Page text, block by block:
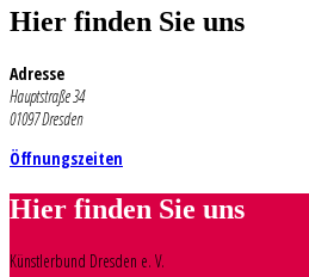
Hier finden Sie uns
Adresse
Hauptstraße 34
01097 Dresden
Öffnungszeiten
Hier finden Sie uns
Künstlerbund Dresden e. V.